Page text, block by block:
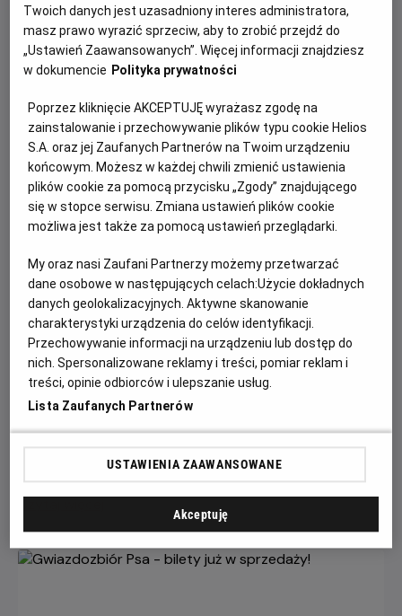
Dołącz do dzielnych bohaterów Psiego Patrolu w ich
największej misji ratunkowej w historii.
Czytaj więcej
Każde miasto ma swojego Spider-Mana –
KONKURS!
Manem w swoim otoczeniu.
Twoich danych jest uzasadniony interes administratora,
masz prawo wyrazić sprzeciw, aby to zrobić przejdź do
„Ustawień Zaawansowanych”. Więcej informacji znajdziesz
w dokumencie Polityka prywatności
Poprzez kliknięcie AKCEPTUJĘ wyrażasz zgodę na
zainstalowanie i przechowywanie plików typu cookie Helios
S.A. oraz jej Zaufanych Partnerów na Twoim urządzeniu
końcowym. Możesz w każdej chwili zmienić ustawienia
plików cookie za pomocą przycisku „Zgody” znajdującego
się w stopce serwisu. Zmiana ustawień plików cookie
możliwa jest także za pomocą ustawień przeglądarki.
My oraz nasi Zaufani Partnerzy możemy przetwarzać
dane osobowe w następujących celach:Użycie dokładnych
danych geolokalizacyjnych. Aktywne skanowanie
charakterystyki urządzenia do celów identyfikacji.
Przechowywanie informacji na urządzeniu lub dostęp do
nich. Spersonalizowane reklamy i treści, pomiar reklam i
treści, opinie odbiorców i ulepszanie usług.
Lista Zaufanych Partnerów
USTAWIENIA ZAAWANSOWANE
Akceptuję